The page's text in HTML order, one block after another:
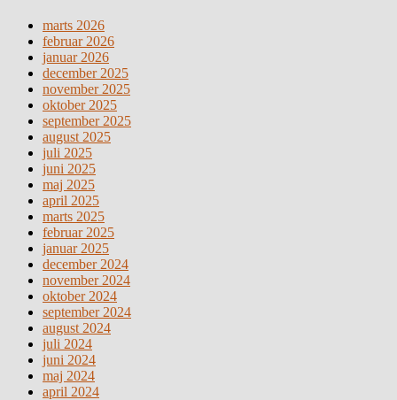
marts 2026
februar 2026
januar 2026
december 2025
november 2025
oktober 2025
september 2025
august 2025
juli 2025
juni 2025
maj 2025
april 2025
marts 2025
februar 2025
januar 2025
december 2024
november 2024
oktober 2024
september 2024
august 2024
juli 2024
juni 2024
maj 2024
april 2024